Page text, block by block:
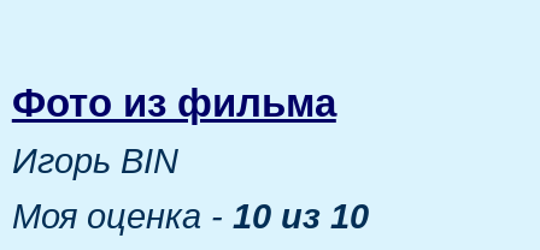
Фото из фильма
Игорь BIN
Моя оценка - 10 из 10